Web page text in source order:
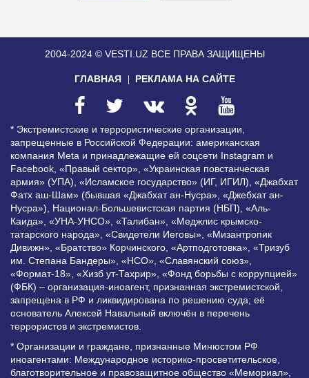
2004-2024 © VESTI.UZ ВСЕ ПРАВА ЗАЩИЩЕНЫ
ГЛАВНАЯ РЕКЛАМА НА САЙТЕ
* Экстремистские и террористические организации,
запрещенные в Российской Федерации: американская
компания Meta и принадлежащие ей соцсети Instagram и
Facebook, «Правый сектор», «Украинская повстанческая
армия» (УПА), «Исламское государство» (ИГ, ИГИЛ), «Джабхат
Фатх аш-Шам» (бывшая «Джабхат ан-Нусра», «Джебхат ан-
Нусра»), Национал-Большевистская партия (НБП), «Аль-
Каида», «УНА-УНСО», «Талибан», «Меджлис крымско-
татарского народа», «Свидетели Иеговы», «Мизантропик
Дивижн», «Братство» Корчинского, «Артподготовка», «Тризуб
им. Степана Бандеры», «НСО», «Славянский союз»,
«Формат-18», «Хизб ут-Тахрир», «Фонд борьбы с коррупцией»
(ФБК) – организация-иноагент, признанная экстремистской,
запрещена в РФ и ликвидирована по решению суда; её
основатель Алексей Навальный включён в перечень
террористов и экстремистов.
* Организации и граждане, признанные Минюстом РФ
иноагентами: Международное историко-просветительское,
благотворительное и правозащитное общество «Мемориал»,